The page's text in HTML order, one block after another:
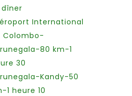
International
Colombo-
80 km-1
30
Kandy-50
1 heure 10